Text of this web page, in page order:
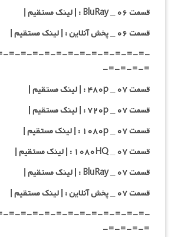
قسمت ۰۶ _ BluRay : | لینک مستقیم |
قسمت ۰۶ _ پخش آنلاین : | لینک مستقیم |
=-=-=-=-=-=-=-=-=-=-=-=-
=-=-=-=-
قسمت ۰۷ _ ۴۸۰p : | لینک مستقیم |
قسمت ۰۷ _ ۷۲۰p : | لینک مستقیم |
قسمت ۰۷ _ ۱۰۸۰p : | لینک مستقیم |
قسمت ۰۷ _ ۱۰۸۰HQ : | لینک مستقیم |
قسمت ۰۷ _ BluRay : | لینک مستقیم |
قسمت ۰۷ _ پخش آنلاین : | لینک مستقیم |
=-=-=-=-=-=-=-=-=-=-=-=-
=-=-=-=-